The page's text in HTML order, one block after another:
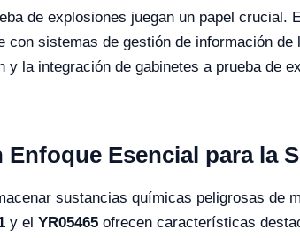
de explosiones juegan un papel crucial.
sistemas de gestión de información
la integración de gabinetes a prueba de
Esencial para la
sustancias químicas peligrosas de
y el YR05465 ofrecen características